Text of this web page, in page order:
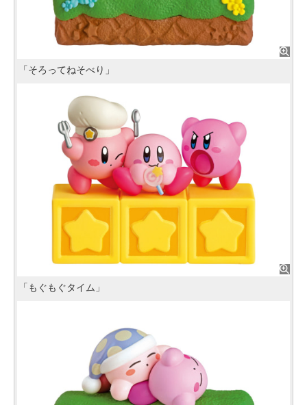
「そろってねそべり」
「もぐもぐタイム」